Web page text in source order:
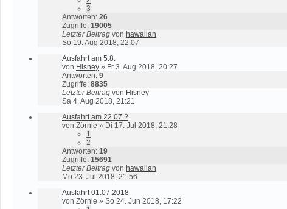
3
Antworten: 26
Zugriffe: 19005
Letzter Beitrag von hawaiian
So 19. Aug 2018, 22:07
Ausfahrt am 5.8.
von Hisney » Fr 3. Aug 2018, 20:27
Antworten: 9
Zugriffe: 8835
Letzter Beitrag von Hisney
Sa 4. Aug 2018, 21:21
Ausfahrt am 22.07.?
von Zörnie » Di 17. Jul 2018, 21:28
1
2
Antworten: 19
Zugriffe: 15691
Letzter Beitrag von hawaiian
Mo 23. Jul 2018, 21:56
Ausfahrt 01.07.2018
von Zörnie » So 24. Jun 2018, 17:22